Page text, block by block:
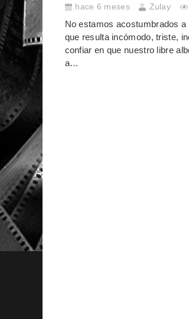
hace 6 meses Zulay
No estamos acostumbrados a
que resulta incómodo, triste,
confiar en que nuestro libre
a…